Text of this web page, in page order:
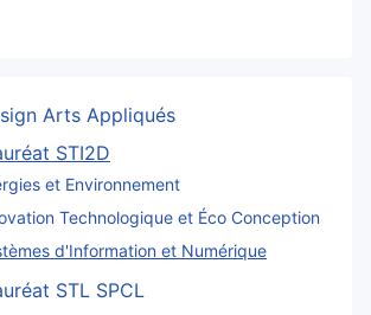
Arts Appliqués
STI2D
et Environnement
Technologique et Éco Conception
d'Information et Numérique
STL SPCL